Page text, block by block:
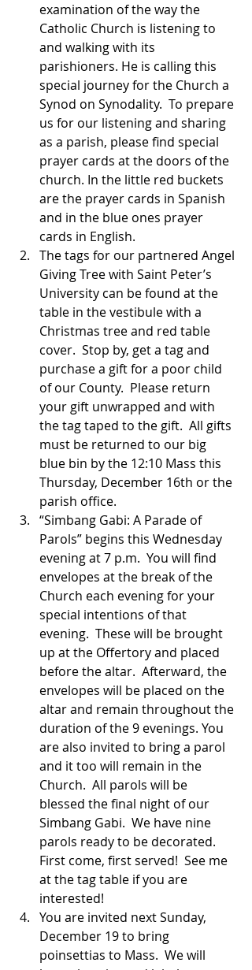
examination of the way the
Catholic Church is listening to
and walking with its
parishioners. He is calling this
special journey for the Church a
Synod on Synodality.  To prepare
us for our listening and sharing
as a parish, please find special
prayer cards at the doors of the
church. In the little red buckets
are the prayer cards in Spanish
and in the blue ones prayer
cards in English.
The tags for our partnered Angel
Giving Tree with Saint Peter’s
University can be found at the
table in the vestibule with a
Christmas tree and red table
cover.  Stop by, get a tag and
purchase a gift for a poor child
of our County.  Please return
your gift unwrapped and with
the tag taped to the gift.  All gifts
must be returned to our big
blue bin by the 12:10 Mass this
Thursday, December 16th or the
parish office.
“Simbang Gabi: A Parade of
Parols” begins this Wednesday
evening at 7 p.m.  You will find
envelopes at the break of the
Church each evening for your
special intentions of that
evening.  These will be brought
up at the Offertory and placed
before the altar.  Afterward, the
envelopes will be placed on the
altar and remain throughout the
duration of the 9 evenings. You
are also invited to bring a parol
and it too will remain in the
Church.  All parols will be
blessed the final night of our
Simbang Gabi.  We have nine
parols ready to be decorated.
First come, first served!  See me
at the tag table if you are
interested!
You are invited next Sunday,
December 19 to bring
poinsettias to Mass.  We will